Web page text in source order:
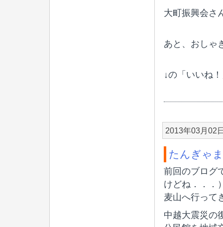
大町振興会さ
あと、おしゃ
↓の「いいね
2013年03月02
たんぎゃ
前回のブログ
けどね．．．
麦山へ行って
中越大震災の